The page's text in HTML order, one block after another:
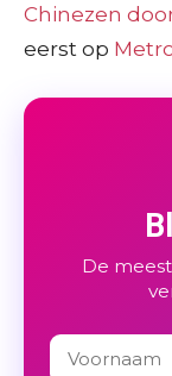
Chinezen
eerst op
De